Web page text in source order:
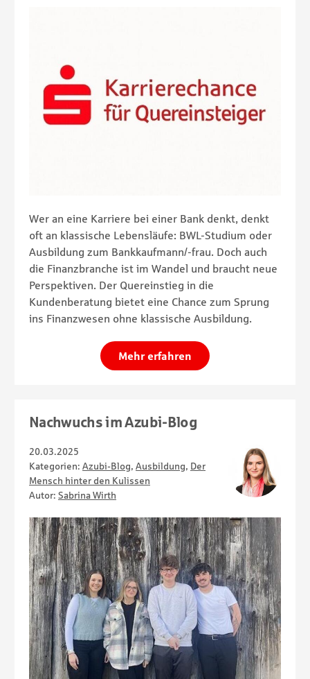
Wer an eine Karriere bei einer Bank denkt, denkt
oft an klassische Lebensläufe: BWL-Studium oder
Ausbildung zum Bankkaufmann/-frau. Doch auch
die Finanzbranche ist im Wandel und braucht neue
Perspektiven. Der Quereinstieg in die
Kundenberatung bietet eine Chance zum Sprung
ins Finanzwesen ohne klassische Ausbildung.
Mehr erfahren
Nachwuchs im Azubi-Blog
20.03.2025
Kategorien: Azubi-Blog, Ausbildung, Der
Mensch hinter den Kulissen
Autor: Sabrina Wirth